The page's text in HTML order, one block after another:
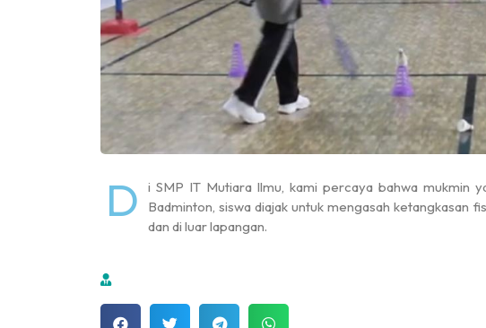
D
i SMP IT Mutiara Ilmu, kami percaya bahwa mukmin
Badminton, siswa diajak untuk mengasah ketangkasan
dan di luar lapangan.
14 Agustus 2023